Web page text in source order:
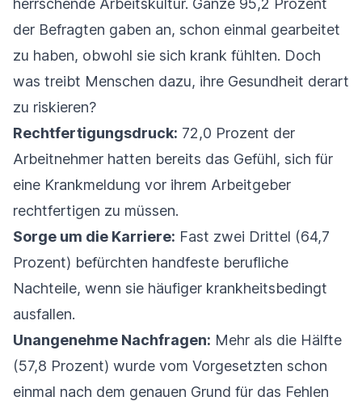
der Befragten gaben an, schon einmal gearbeitet
zu haben, obwohl sie sich krank fühlten. Doch
was treibt Menschen dazu, ihre Gesundheit derart
zu riskieren?
Rechtfertigungsdruck: 72,0 Prozent der
Arbeitnehmer hatten bereits das Gefühl, sich für
eine Krankmeldung vor ihrem Arbeitgeber
rechtfertigen zu müssen.
Sorge um die Karriere: Fast zwei Drittel (64,7
Prozent) befürchten handfeste berufliche
Nachteile, wenn sie häufiger krankheitsbedingt
ausfallen.
Unangenehme Nachfragen: Mehr als die Hälfte
(57,8 Prozent) wurde vom Vorgesetzten schon
einmal nach dem genauen Grund für das Fehlen